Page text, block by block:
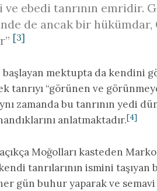
ve ebedi tanrının emridir.
de ancak bir hükümdar,
[3]
mektupta da kendini
tanrıyı “görünen ve
zamanda bu tanrının yedi
anlatmaktadır.[4]
Moğolları kasteden
tanrılarının ismini
gün buhur yaparak ve semavi